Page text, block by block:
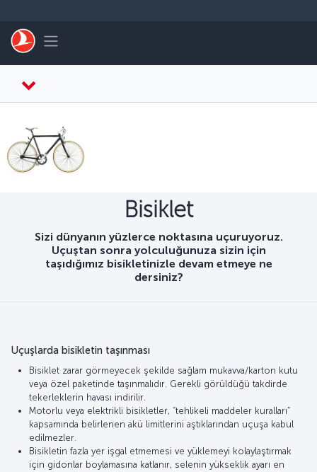
Toggle navigation
Bisiklet
Sizi dünyanın yüzlerce noktasına uçuruyoruz.
Uçuştan sonra yolculuğunuza sizin için
taşıdığımız bisikletinizle devam etmeye ne
dersiniz?
Uçuşlarda bisikletin taşınması
Bisiklet zarar görmeyecek şekilde sağlam mukavva/karton kutu
veya özel paketinde taşınmalıdır. Gerekli görüldüğü takdirde
tekerleklerin havası indirilir.
Motorlu veya elektrikli bisikletler, “tehlikeli maddeler kuralları”
kapsamında belirlenen akü limitlerini aştıklarından uçuşa kabul
edilmezler.
Bisikletin fazla yer işgal etmemesi ve yüklemeyi kolaylaştırmak
için gidonlar boylamasına katlanır, selenin yükseklik ayarı en